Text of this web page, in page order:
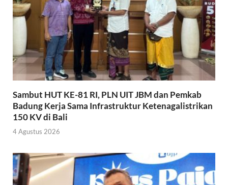
Sambut HUT KE-81 RI, PLN UIT JBM dan Pemkab
Badung Kerja Sama Infrastruktur Ketenagalistrikan
150 KV di Bali
4 Agustus 2026